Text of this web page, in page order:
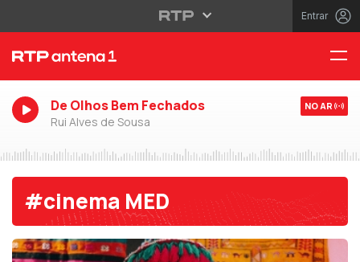
Entrar
De Olhos Bem Fechados
Rui Alves de Sousa
NO AR
#cinema MED